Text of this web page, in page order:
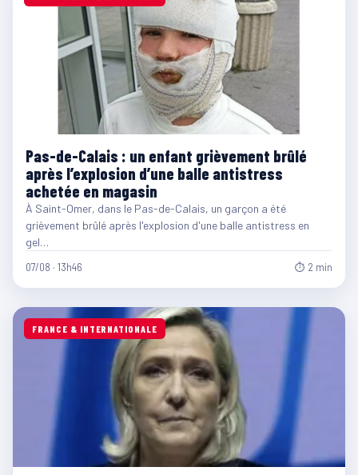
Pas-de-Calais : un enfant grièvement brûlé
après l’explosion d’une balle antistress
achetée en magasin
À Saint-Omer, dans le Pas-de-Calais, un garçon a été
grièvement brûlé après l'explosion d'une balle antistress en
gel…
07/08 · 13h46 ⏱ 2 min
FRANCE & INTERNATIONALE